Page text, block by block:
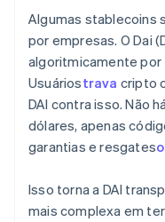
Algumas stablecoins
por empresas. O Dai
algoritmicamente por
Usuáriostrava cripto
DAI contra isso. Não
dólares, apenas
garantias e resgates
Isso torna a DAI
mais complexa em